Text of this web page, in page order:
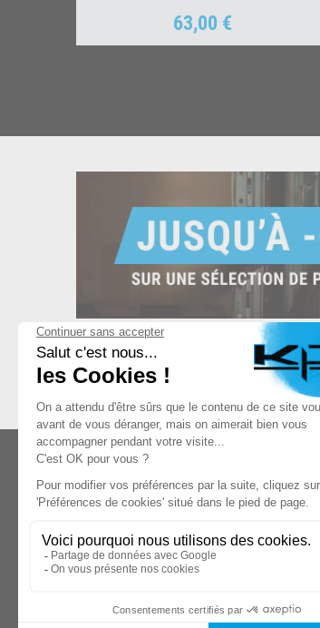
Prix
63,00 €
ESPACE DE STOCKAGE
8.500 produits en stock
03.85.32.96.74
© 2026 - KPX PARTS - SITE CRÉÉ PARLET'S CLIC